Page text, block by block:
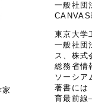
一般社団
CANVAS
東京大学
一般社団
ス、株式
総務省情
ソーシア
著書には
育最前線